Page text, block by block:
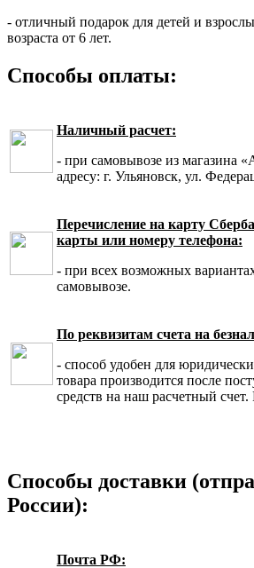
- отличный подарок для детей и
возраста от 6 лет.
Способы оплаты:
Наличный расчет:
- при самовывозе из магазина
адресу: г. Ульяновск, ул.
Перечисление на карту
карты или номеру телефона:
- при всех возможных
самовывозе.
По реквизитам счета на
- способ удобен для
товара производится после
средств на наш расчетный
Способы доставки
России):
Почта РФ: